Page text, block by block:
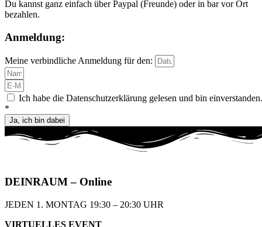
Du kannst ganz einfach über Paypal (Freunde) oder in bar vor Ort
bezahlen.
Anmeldung:
Meine verbindliche Anmeldung für den:
Ich habe die Datenschutzerklärung gelesen und bin einverstanden.
*
Ja, ich bin dabei
DEINRAUM– Online
JEDEN 1. MONTAG 19:30 – 20:30 UHR​
VIRTUELLES EVENT